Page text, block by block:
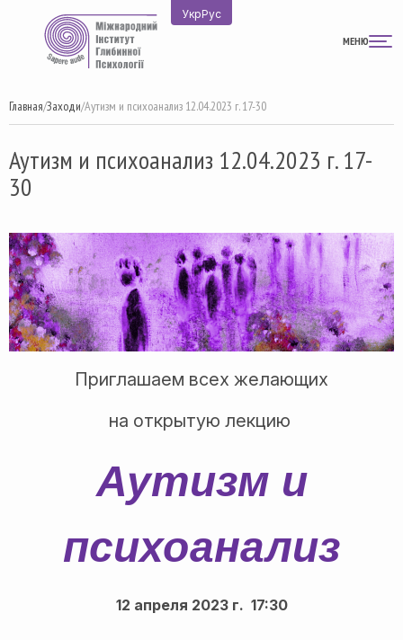
содержимому
УкрРус
МЕНЮ
Главная/Заходи/Аутизм и психоанализ 12.04.2023 г. 17-30
Аутизм и психоанализ 12.04.2023 г. 17-
30
Приглашаем всех желающих
на открытую лекцию
Аутизм и
психоанализ
12 апреля 2023 г. 17:30